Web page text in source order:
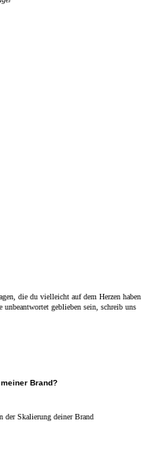
die du vielleicht auf dem Herzen haben
geblieben sein, schreib uns
Brand?
der Skalierung deiner Brand